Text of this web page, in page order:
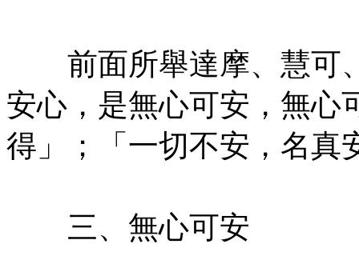
前面所舉達摩、慧可
安心，是無心可安，無心
得」；「一切不安，名真
三、無心可安